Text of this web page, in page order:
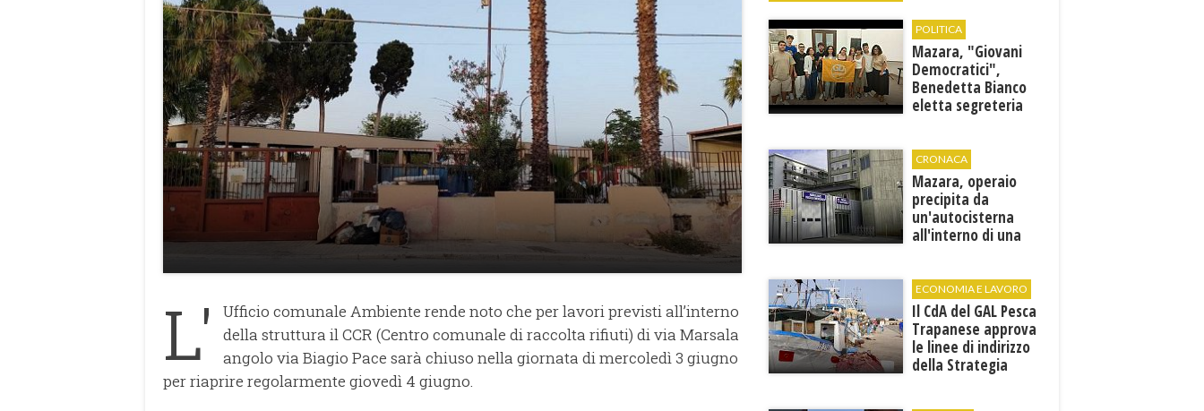
L'
Ufficio comunale Ambiente rende noto che per lavori previsti all’interno
della struttura il CCR (Centro comunale di raccolta rifiuti) di via Marsala
angolo via Biagio Pace sarà chiuso nella giornata di mercoledì 3 giugno
per riaprire regolarmente giovedì 4 giugno.
POLITICA
Mazara, "Giovani
Democratici",
Benedetta Bianco
eletta segreteria
CRONACA
Mazara, operaio
precipita da
un'autocisterna
all'interno di una
Sofia"
ECONOMIA E LAVORO
Il CdA del GAL Pesca
Trapanese approva
le linee di indirizzo
della Strategia